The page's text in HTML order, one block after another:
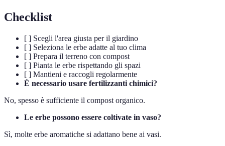
Checklist
[ ] Scegli l'area giusta per il giardino
[ ] Seleziona le erbe adatte al tuo clima
[ ] Prepara il terreno con compost
[ ] Pianta le erbe rispettando gli spazi
[ ] Mantieni e raccogli regolarmente
È necessario usare fertilizzanti chimici?
No, spesso è sufficiente il compost organico.
Le erbe possono essere coltivate in vaso?
Sì, molte erbe aromatiche si adattano bene ai vasi.